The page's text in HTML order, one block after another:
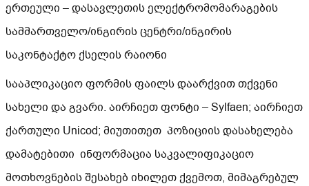
ერთეული – დასავლეთის ელექტრომომარაგების
სამმართველო/ინგირის ცენტრი/ინგირის
საკონტაქტო ქსელის რაიონი
სააპლიკაციო ფორმის ფაილს დაარქვით თქვენი
სახელი და გვარი. აირჩიეთ ფონტი – Sylfaen; აირჩიეთ
ქართული Unicod; მიუთითეთ პოზიციის დასახელება
დამატებითი ინფორმაცია საკვალიფიკაციო
მოთხოვნების შესახებ იხილეთ ქვემოთ, მიმაგრებულ